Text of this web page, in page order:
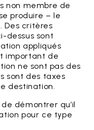
non membre de
produire – le
Des critères
dessus sont
appliqués
important de
ne sont pas des
sont des taxes
destination.
démontrer qu’il
pour ce type